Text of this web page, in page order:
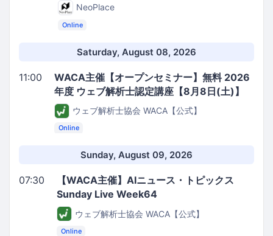
NeoPlace
Online
Saturday, August 08, 2026
11:00
WACA主催【オープンセミナー】無料 2026
年度 ウェブ解析士認定講座【8月8日(土)】
ウェブ解析士協会 WACA【公式】
Online
Sunday, August 09, 2026
07:30
【WACA主催】AIニュース・トピックス
Sunday Live Week64
ウェブ解析士協会 WACA【公式】
Online